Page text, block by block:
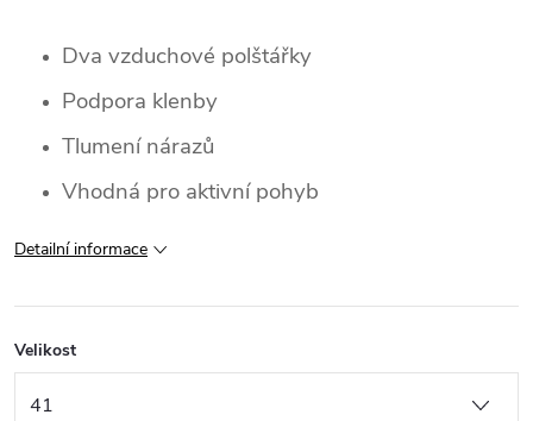
Dva vzduchové polštářky
Podpora klenby
Tlumení nárazů
Vhodná pro aktivní pohyb
Detailní informace
Velikost